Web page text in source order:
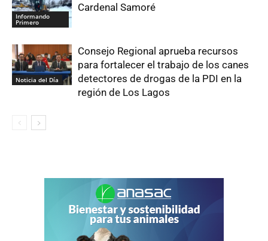
Informando
Primero
Cardenal Samoré
Noticia del Día
Consejo Regional aprueba recursos
para fortalecer el trabajo de los canes
detectores de drogas de la PDI en la
región de Los Lagos